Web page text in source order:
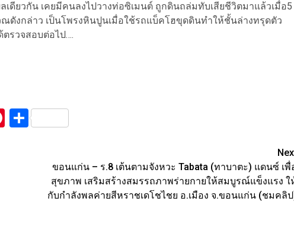
ดียวกัน เคยมีคนลงไปวางท่อซิเมนต์ ถูกดินถล่มทับเสียชีวิตมาแล้วเมื่อ5
ดังกล่าว เป็นโพรงหินปูนเมื่อใช้รถแบ็คโฮขุดดินทำให้ชั้นล่างทรุดตัว
รวจสอบต่อไป….
Pinterest
Share
ขอนแก่น – ร.8 เต้นตามจังหวะ Tabata (ทาบาตะ) แดนซ์ เพื่
สุขภาพ เสริมสร้างสมรรถภาพร่ายกายให้สมบูรณ์แข็งแรง ใ
กับกำลังพลค่ายสีหราชเดโชไชย อ.เมือง จ.ขอนแก่น (ชมคลิ